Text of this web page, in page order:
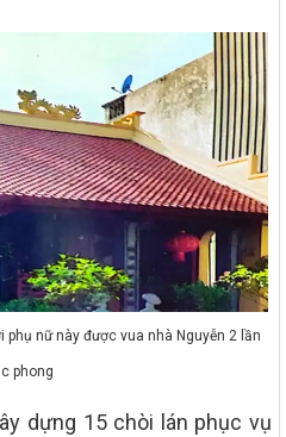
nữ này được vua nhà Nguyễn 2 lần
phong
dựng 15 chòi lán phục vụ